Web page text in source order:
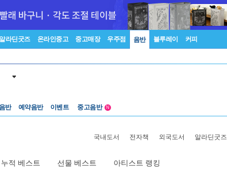
라딘굿즈 온라인중고 중고매장 우주점 음반 블루레이 커피
반 예약음반 이벤트
1천원부터
N
국내도서 전자책 외국도서 알라딘굿즈
누적 베스트 선물 베스트 아티스트 랭킹